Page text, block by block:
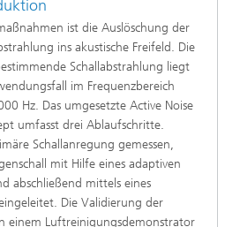
ist die Auslöschung der
ins akustische Freifeld. Die
Schallabstrahlung liegt
im Frequenzbereich
Hz. Das umgesetzte Active Noise
umfasst drei Ablaufschritte.
Schallanregung gemessen,
mit Hilfe eines adaptiven
abschließend mittels eines
Die Validierung der
einem Luftreinigungsdemonstrator